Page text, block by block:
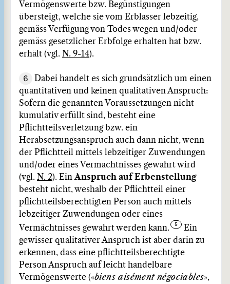
Vermögenswerte bzw. Begünstigungen
übersteigt, welche sie vom Erblasser lebzeitig,
gemäss Verfügung von Todes wegen und/oder
gemäss gesetzlicher Erbfolge erhalten hat bzw.
erhält (vgl. N. 9-14).
6
Dabei handelt es sich grundsätzlich um einen
quantitativen und keinen qualitativen Anspruch:
Sofern die genannten Voraussetzungen nicht
kumulativ erfüllt sind, besteht eine
Pflichtteilsverletzung bzw. ein
Herabsetzungsanspruch auch dann nicht, wenn
der Pflichtteil mittels lebzeitiger Zuwendungen
und/oder eines Vermächtnisses gewahrt wird
(vgl. N. 2). Ein Anspruch auf Erbenstellung
besteht nicht, weshalb der Pflichtteil einer
pflichtteilsberechtigten Person auch mittels
lebzeitiger Zuwendungen oder eines
Vermächtnisses gewahrt werden kann.
Ein
gewisser qualitativer Anspruch ist aber darin zu
erkennen, dass eine pflichtteilsberechtigte
Person Anspruch auf leicht handelbare
Vermögenswerte («biens aisément négociables»,